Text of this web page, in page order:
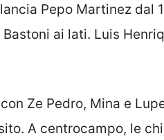
Pepo Martinez dal
ai lati. Luis
Ze Pedro, Mina e
A centrocampo, le